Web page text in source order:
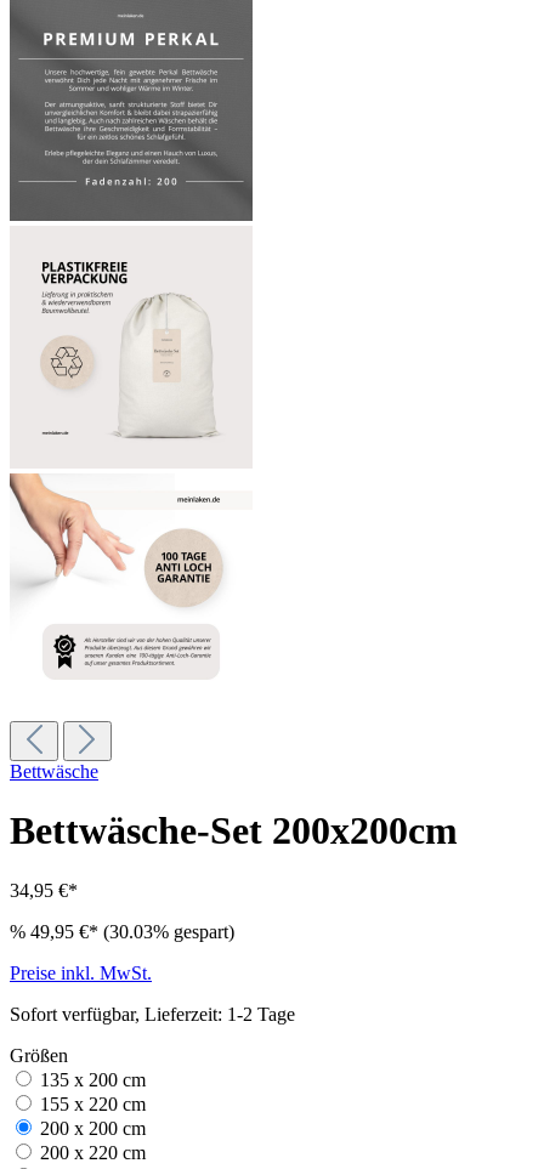
Bettwäsche
Bettwäsche-Set 200x200cm
34,95 €*
% 49,95 €* (30.03% gespart)
Preise inkl. MwSt.
Sofort verfügbar, Lieferzeit: 1-2 Tage
Größen
135 x 200 cm
155 x 220 cm
200 x 200 cm
200 x 220 cm